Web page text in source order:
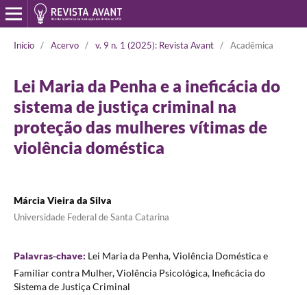
Início / Acervo / v. 9 n. 1 (2025): Revista Avant / Acadêmica
Lei Maria da Penha e a ineficácia do
sistema de justiça criminal na
proteção das mulheres vítimas de
violência doméstica
Márcia Vieira da Silva
Universidade Federal de Santa Catarina
Palavras-chave: Lei Maria da Penha, Violência Doméstica e
Familiar contra Mulher, Violência Psicológica, Ineficácia do
Sistema de Justiça Criminal